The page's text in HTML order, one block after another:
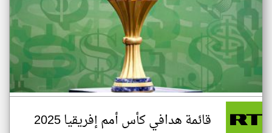
قائمة هدافي كأس أمم إفريقيا 2025